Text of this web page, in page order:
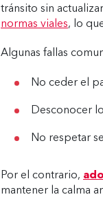
tránsito sin
normas viales, lo
Algunas fallas
No ceder el
Desconocer
No respetar
Por el contrario,
mantener la calma